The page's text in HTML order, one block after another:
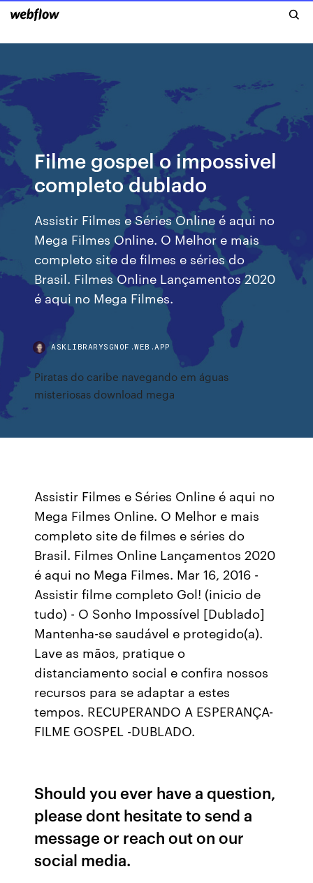
Filme gospel o impossivel
completo dublado
Assistir Filmes e Séries Online é aqui no
Mega Filmes Online. O Melhor e mais
completo site de filmes e séries do
Brasil. Filmes Online Lançamentos 2020
é aqui no Mega Filmes.
ASKLIBRARYSGNOF.WEB.APP
Piratas do caribe navegando em águas
misteriosas download mega
Assistir Filmes e Séries Online é aqui no
Mega Filmes Online. O Melhor e mais
completo site de filmes e séries do
Brasil. Filmes Online Lançamentos 2020
é aqui no Mega Filmes. Mar 16, 2016 -
Assistir filme completo Gol! (inicio de
tudo) - O Sonho Impossível [Dublado]
Mantenha-se saudável e protegido(a).
Lave as mãos, pratique o
distanciamento social e confira nossos
recursos para se adaptar a estes
tempos. RECUPERANDO A ESPERANÇA-
FILME GOSPEL -DUBLADO.
Should you ever have a question,
please dont hesitate to send a
message or reach out on our
social media.